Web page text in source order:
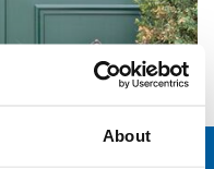
About